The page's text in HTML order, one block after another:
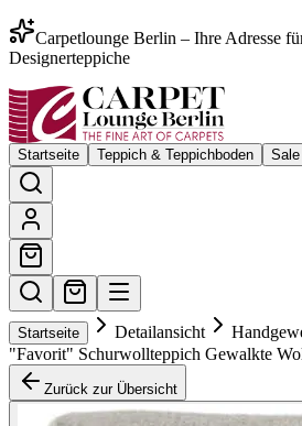
Carpetlounge Berlin – Ihre Adresse
Designerteppiche
Startseite Teppich & Teppichboden Sale
Startseite Detailansicht
"Favorit" Schurwollteppich Gewalkte
Zurück zur Übersicht